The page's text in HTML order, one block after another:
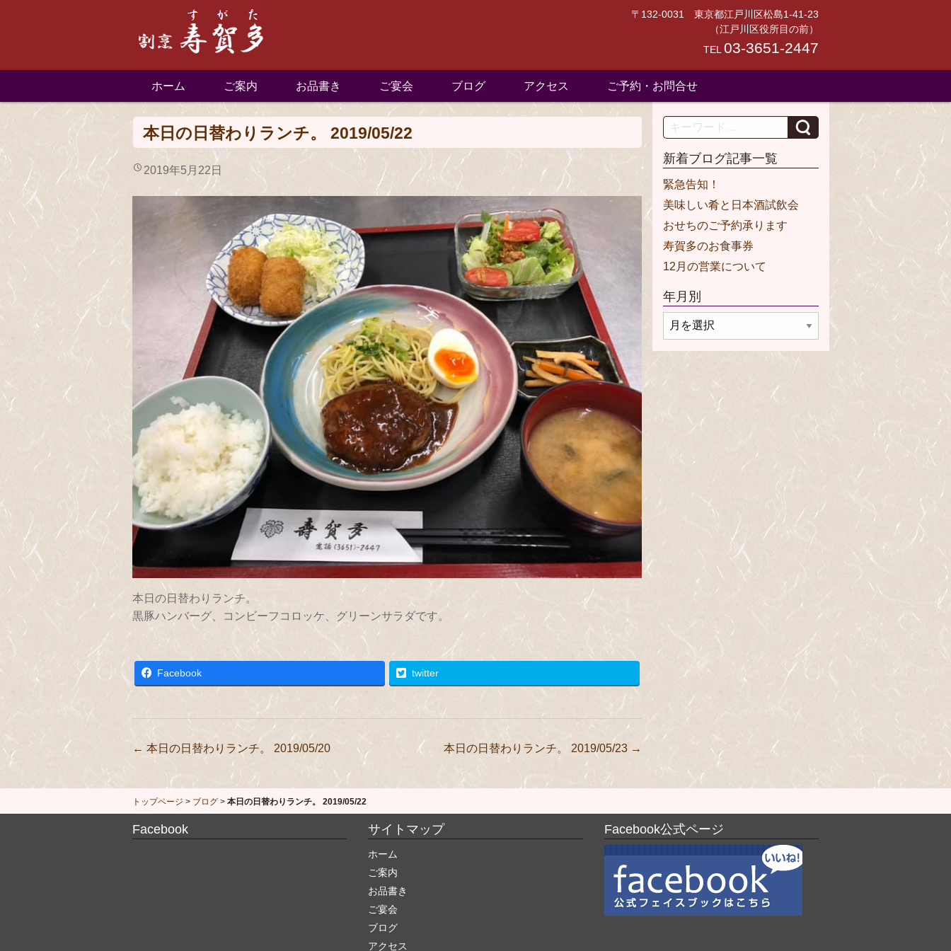
〒132-0031 東京都江戸川区松島1-41-23
（江戸川区役所目の前）
TEL 03-3651-2447
ホーム ご案内 お品書き ご宴会 ブログ アクセス ご予約・お問合せ
本日の日替わりランチ。 2019/05/22
2019年5月22日
本日の日替わりランチ。
黒豚ハンバーグ、コンビーフコロッケ、グリーンサラダです。
Facebook twitter
投
ナ
ビ
ゲ
← 本日の日替わりランチ。 2019/05/20 本日の日替わりランチ。 2019/05/23 →
Search
新着ブログ記事一覧
緊急告知！
美味しい肴と日本酒試飲会
おせちのご予約承ります
寿賀多のお食事券
12月の営業について
年月別
月
トップページ > ブログ > 本日の日替わりランチ。 2019/05/22
Facebook サイトマップ
ホーム
ご案内
お品書き
ご宴会
ブログ
アクセス
Facebook公式ページ